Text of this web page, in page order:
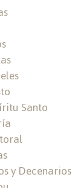
Santo
y Decenarios